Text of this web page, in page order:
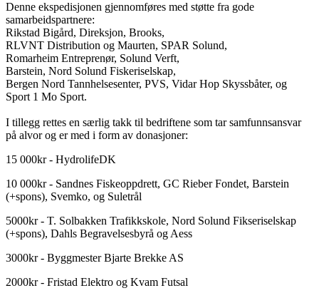
Denne ekspedisjonen gjennomføres med støtte fra gode
samarbeidspartnere:
Rikstad Bigård, Direksjon, Brooks,
RLVNT Distribution og Maurten, SPAR Solund,
Romarheim Entreprenør, Solund Verft,
Barstein, Nord Solund Fiskeriselskap,
Bergen Nord Tannhelsesenter, PVS, Vidar Hop Skyssbåter, og
Sport 1 Mo Sport.
I tillegg rettes en særlig takk til bedriftene som tar samfunnsansvar
på alvor og er med i form av donasjoner:
15 000kr - HydrolifeDK
10 000kr - Sandnes Fiskeoppdrett, GC Rieber Fondet, Barstein
(+spons), Svemko, og Suletrål
5000kr - T. Solbakken Trafikkskole, Nord Solund Fikseriselskap
(+spons), Dahls Begravelsesbyrå og Aess
3000kr - Byggmester Bjarte Brekke AS
2000kr - Fristad Elektro og Kvam Futsal